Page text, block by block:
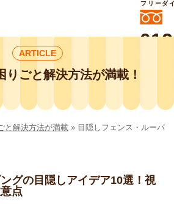
工事や庭リフォームは庭づくり業界
ェーン店の
ださい！
フリーダ
ARTICLE
りごと解決方法が満載！
と解決方法が満載 » 目隠しフェンス・ルーバ
グの目隠しアイデア10選！視
点